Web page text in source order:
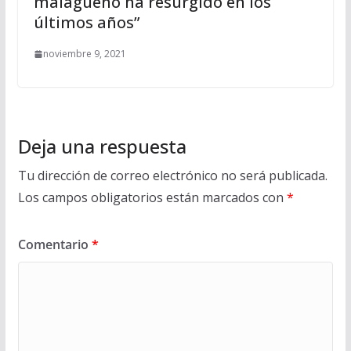
últimos años”
noviembre 9, 2021
Deja una respuesta
Tu dirección de correo electrónico no será publicada.
Los campos obligatorios están marcados con *
Comentario *